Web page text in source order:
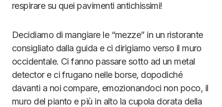
respirare su quei pavimenti antichissimi!
Decidiamo di mangiare le “mezze” in un ristorante
consigliato dalla guida e ci dirigiamo verso il muro
occidentale. Ci fanno passare sotto ad un metal
detector e ci frugano nelle borse, dopodiché
davanti a noi compare, emozionandoci non poco, il
muro del pianto e più in alto la cupola dorata della